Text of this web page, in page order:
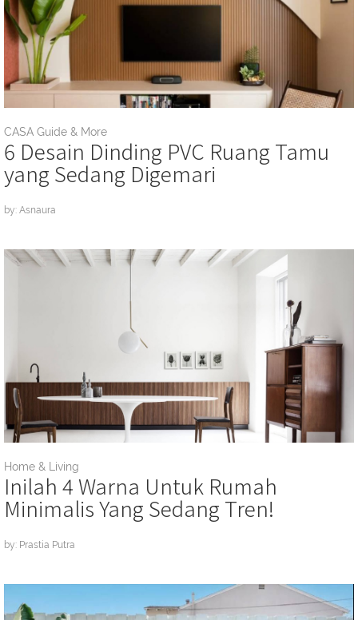
CASA Guide & More
6 Desain Dinding PVC Ruang Tamu
yang Sedang Digemari
by: Asnaura
Home & Living
Inilah 4 Warna Untuk Rumah
Minimalis Yang Sedang Tren!
by: Prastia Putra